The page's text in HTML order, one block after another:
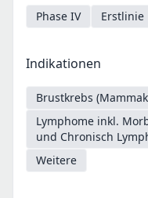
Phase IV Erstlinie
Indikationen
Brustkrebs
Lymphome inkl.
und Chronisch
Weitere